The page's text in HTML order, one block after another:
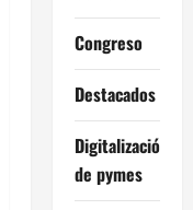
Congreso
Destacados
Digitalización
de pymes